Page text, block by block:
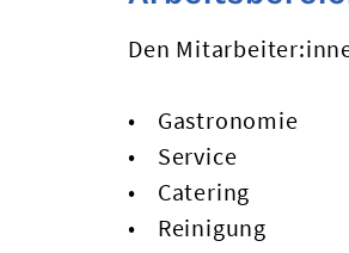
Den
Gastronomie
Service
Catering
Reinigung